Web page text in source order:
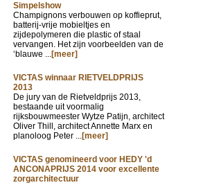
Simpelshow
Champignons verbouwen op koffieprut,
batterij-vrije mobieltjes en
zijdepolymeren die plastic of staal
vervangen. Het zijn voorbeelden van de
‘blauwe ...[meer]
VICTAS winnaar RIETVELDPRIJS
2013
De jury van de Rietveldprijs 2013,
bestaande uit voormalig
rijksbouwmeester Wytze Patijn, architect
Oliver Thill, architect Annette Marx en
planoloog Peter ...[meer]
VICTAS genomineerd voor HEDY 'd
ANCONAPRIJS 2014 voor excellente
zorgarchitectuur